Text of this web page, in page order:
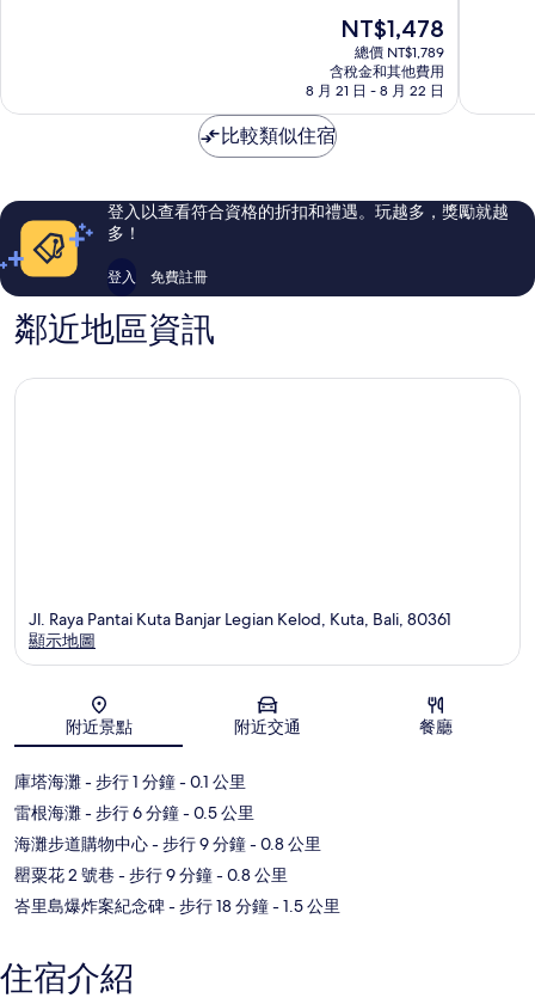
庫
心
棒
評
論
現
在
價
格
為
NT$1,478
總價 NT$1,789
含稅金和其他費用
8 月 21 日 - 8 月 22 日
塔
極
評
論
比較類似住宿
登入以查看符合資格的折扣和禮遇。玩越多，獎勵就越
多！
登入 免費註冊
鄰近地區資訊
地圖
Jl. Raya Pantai Kuta Banjar Legian Kelod, Kuta, Bali, 80361
顯示地圖
附近景點 附近交通 餐廳
庫塔海灘- 步行 1 分鐘- 0.1 公里
雷根海灘- 步行 6 分鐘- 0.5 公里
海灘步道購物中心- 步行 9 分鐘- 0.8 公里
罌粟花 2 號巷 - 步行 9 分鐘- 0.8 公里
峇里島爆炸案紀念碑- 步行 18 分鐘- 1.5 公里
住宿介紹